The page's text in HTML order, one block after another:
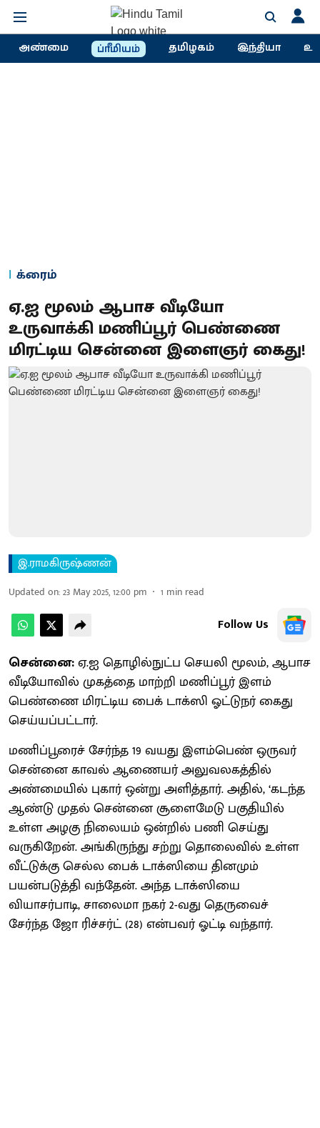
அண்மை ப்ரீமியம் தமிழகம் இந்தியா
க்ரைம்
ஏ.ஐ மூலம் ஆபாச வீடியோ
உருவாக்கி மணிப்பூர் பெண்ணை
மிரட்டிய சென்னை இளைஞர் கைது!
இ.ராமகிருஷ்ணன்
Updated on:23 May 2025, 12:00 pm 1 min read
Follow Us
சென்னை:ஏ.ஐ தொழில்நுட்ப செயலி மூலம், ஆபாச
வீடியோவில் முகத்தை மாற்றி மணிப்பூர் இளம்
பெண்ணை மிரட்டிய பைக் டாக்ஸி ஓட்டுநர் கைது
செய்யப்பட்டார்.
மணிப்பூரைச் சேர்ந்த 19 வயது இளம்பெண் ஒருவர்
சென்னை காவல் ஆணையர் அலுவலகத்தில்
அண்மையில் புகார் ஒன்று அளித்தார். அதில், ‘கடந்த
ஆண்டு முதல் சென்னை சூளைமேடு பகுதியில்
உள்ள அழகு நிலையம் ஒன்றில் பணி செய்து
வருகிறேன். அங்கிருந்து சற்று தொலைவில் உள்ள
வீட்டுக்கு செல்ல பைக் டாக்ஸியை தினமும்
பயன்படுத்தி வந்தேன். அந்த டாக்ஸியை
வியாசர்பாடி, சாலைமா நகர் 2-வது தெருவைச்
சேர்ந்த ஜோ ரிச்சர்ட் (28) என்பவர் ஓட்டி வந்தார்.